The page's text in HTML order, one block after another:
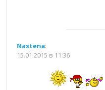
Nastena:
15.01.2015 в 11:36